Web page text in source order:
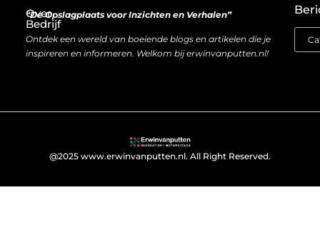
Over
Bedrijf
“De Opslagplaats voor Inzichten en Verhalen”
Ontdek een wereld van boeiende blogs en artikelen die je
inspireren en informeren. Welkom bij erwinvanputten.nl!
@2025 www.erwinvanputten.nl. All Right Reserved.